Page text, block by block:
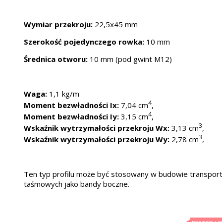
Wymiar przekroju: 22,5x45 mm
Szerokość pojedynczego rowka: 10 mm
Średnica otworu: 10 mm (pod gwint M12)
Waga: 1,1 kg/m
Moment bezwładności Ix: 7,04 cm4,
Moment bezwładności Iy: 3,15 cm4,
Wskaźnik wytrzymałości przekroju Wx: 3,13 cm3,
Wskaźnik wytrzymałości przekroju Wy: 2,78 cm3,
Ten typ profilu może być stosowany w budowie
taśmowych jako bandy boczne.